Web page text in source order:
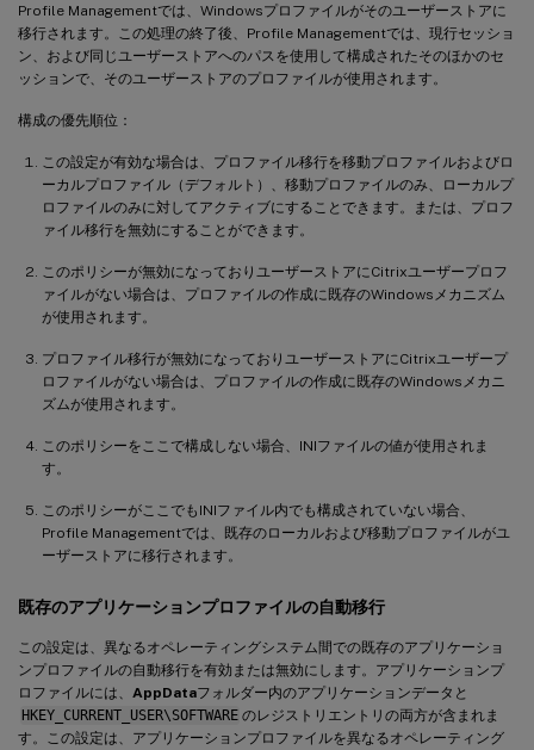
Profile Managementでは、Windowsプロファイルがそのユーザーストアに
移行されます。この処理の終了後、Profile Managementでは、現行セッショ
ン、および同じユーザーストアへのパスを使用して構成されたそのほかのセ
ッションで、そのユーザーストアのプロファイルが使用されます。
構成の優先順位：
この設定が有効な場合は、プロファイル移行を移動プロファイルおよびロ
ーカルプロファイル（デフォルト）、移動プロファイルのみ、ローカルプ
ロファイルのみに対してアクティブにすることできます。または、プロフ
ァイル移行を無効にすることができます。
このポリシーが無効になっておりユーザーストアにCitrixユーザープロフ
ァイルがない場合は、プロファイルの作成に既存のWindowsメカニズム
が使用されます。
プロファイル移行が無効になっておりユーザーストアにCitrixユーザープ
ロファイルがない場合は、プロファイルの作成に既存のWindowsメカニ
ズムが使用されます。
このポリシーをここで構成しない場合、INIファイルの値が使用されま
す。
このポリシーがここでもINIファイル内でも構成されていない場合、
Profile Managementでは、既存のローカルおよび移動プロファイルがユ
ーザーストアに移行されます。
既存のアプリケーションプロファイルの自動移行
この設定は、異なるオペレーティングシステム間での既存のアプリケーショ
ンプロファイルの自動移行を有効または無効にします。アプリケーションプ
ロファイルには、 AppDataフォルダー内のアプリケーションデータと
HKEY_CURRENT_USER\SOFTWARE のレジストリエントリの両方が含まれま
す。この設定は、アプリケーションプロファイルを異なるオペレーティング